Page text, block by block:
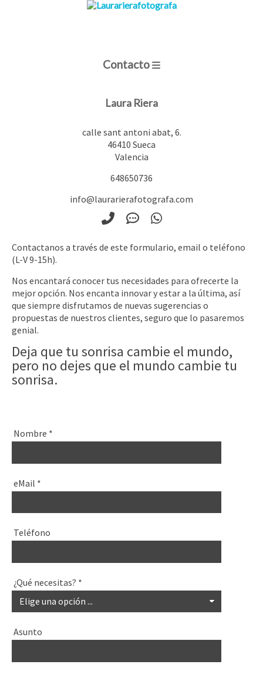
Contacto
Laura Riera
calle sant antoni abat, 6.
46410 Sueca
Valencia
648650736
info@laurarierafotografa.com
Contactanos a través de este formulario, email o teléfono
(L-V 9-15h).
Nos encantará conocer tus necesidades para ofrecerte la
mejor opción. Nos encanta innovar y estar a la última, así
que siempre disfrutamos de nuevas sugerencias o
propuestas de nuestros clientes, seguro que lo pasaremos
genial.
Deja que tu sonrisa cambie el mundo,
pero no dejes que el mundo cambie tu
sonrisa.
Nombre *
eMail *
Teléfono
¿Qué necesitas? *
Asunto